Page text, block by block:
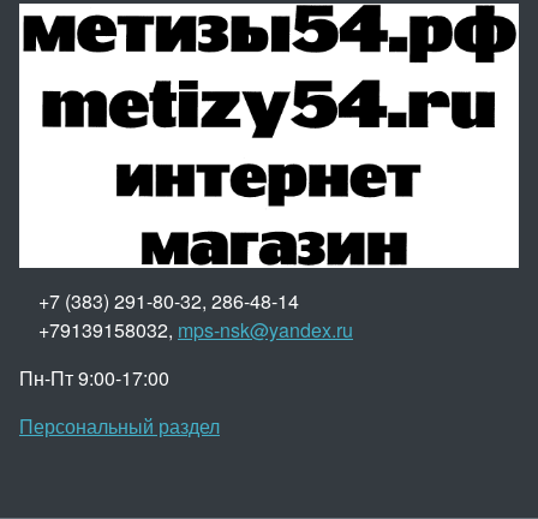
+7 (383) 291-80-32, 286-48-14
+79139158032, mps-nsk@yandex.ru
Пн-Пт 9:00-17:00
Персональный раздел